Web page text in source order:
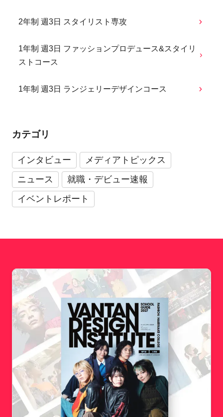
2年制 週3日 スタイリスト専攻
1年制 週3日 ファッションプロデュース&スタイリ
ストコース
1年制 週3日 ランジェリーデザインコース
カテゴリ
インタビュー
メディアトピックス
ニュース
就職・デビュー速報
イベントレポート